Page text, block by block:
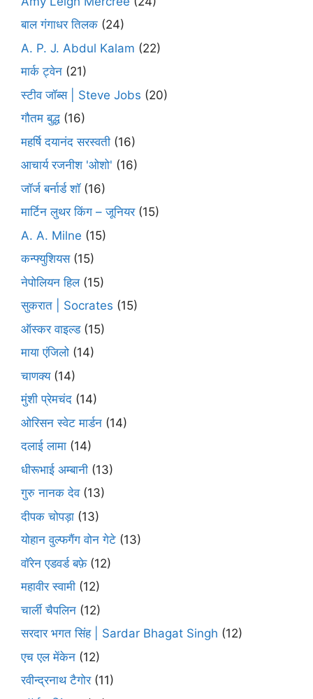
बाल गंगाधर तिलक (24)
A. P. J. Abdul Kalam (22)
मार्क ट्वेन (21)
स्टीव जॉब्स | Steve Jobs (20)
गौतम बुद्ध (16)
महर्षि दयानंद सरस्वती (16)
आचार्य रजनीश 'ओशो' (16)
जॉर्ज बर्नार्ड शॉ(16)
मार्टिन लुथर किंग – जूनियर(15)
A. A. Milne (15)
कन्फ्युशियस(15)
नेपोलियन हिल(15)
सुकरात | Socrates (15)
ऑस्कर वाइल्ड(15)
माया एंजिलो (14)
चाणक्य(14)
मुंशी प्रेमचंद (14)
ओरिसन स्‍वेट मार्डन (14)
दलाई लामा (14)
धीरूभाई अम्बानी (13)
गुरु नानक देव(13)
दीपक चोपड़ा (13)
योहान वुल्फगैंग वोन गेटे (13)
वॉरेन एडवर्ड बफ़े(12)
महावीर स्वामी (12)
चार्ली चैपलिन (12)
सरदार भगत सिंह | Sardar Bhagat Singh (12)
एच एल मेंकेन (12)
रवीन्द्रनाथ टैगोर(11)